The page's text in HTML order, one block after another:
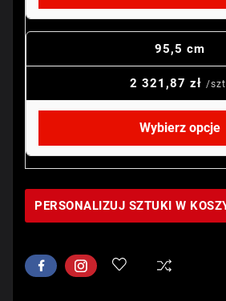
95,5 cm
2 321,87 zł /
Wybierz opcje
PERSONALIZUJ SZTUKI W